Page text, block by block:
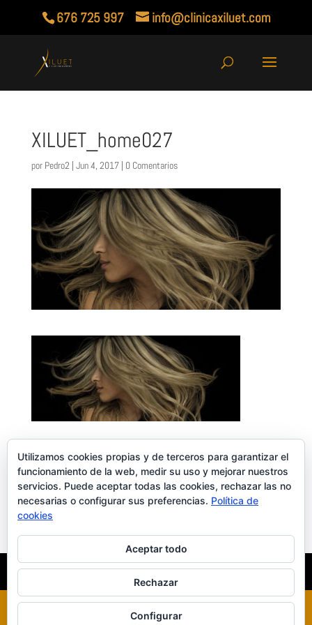
676 725 997 info@clinicaxiluet.com
XILUET_home027
por Pedro2 | Jun 4, 2017| 0 Comentarios
Enviar comentario
Lo siento, debes estar
INICIO XILUET MEDICINA ESTÉTICA BELLEZA
Utilizamos cookies propias y de terceros para garantizar el
funcionamiento de la web, medir su uso y mejorar nuestros
servicios. Puede aceptar todas las cookies, rechazar las no
necesarias o configurar sus preferencias. Política de
cookies
Aceptar todo
Rechazar
Configurar